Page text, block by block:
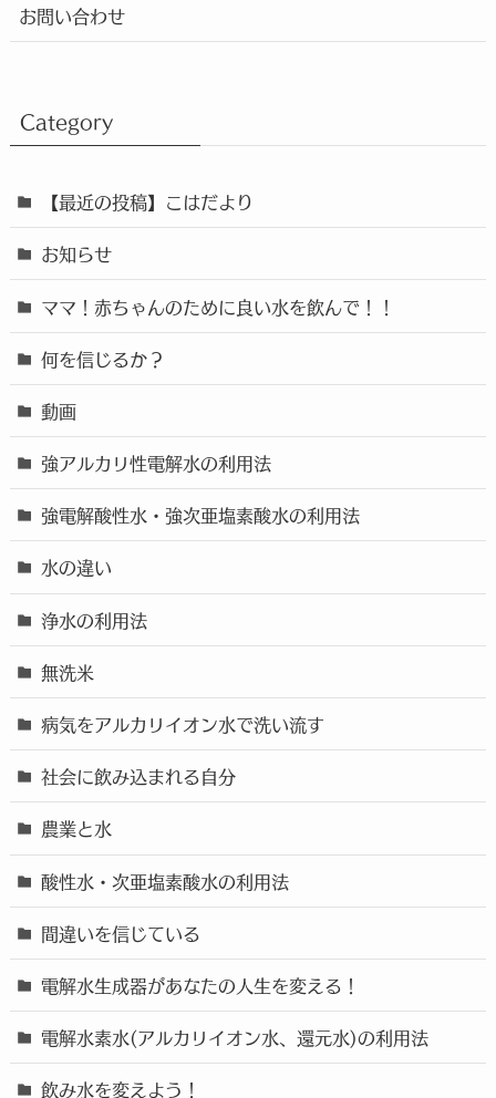
お問い合わせ
Category
【最近の投稿】こはだより
お知らせ
ママ！赤ちゃんのために良い水を飲んで！！
何を信じるか？
動画
強アルカリ性電解水の利用法
強電解酸性水・強次亜塩素酸水の利用法
水の違い
浄水の利用法
無洗米
病気をアルカリイオン水で洗い流す
社会に飲み込まれる自分
農業と水
酸性水・次亜塩素酸水の利用法
間違いを信じている
電解水生成器があなたの人生を変える！
電解水素水(アルカリイオン水、還元水)の利用法
飲み水を変えよう！